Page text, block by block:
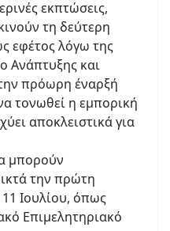
εκπτώσεις,
τη δεύτερη
εφέτος λόγω της
Ανάπτυξης και
πρόωρη έναρξή
τονωθεί η εμπορική
αποκλειστικά για
μπορούν
την πρώτη
Ιουλίου, όπως
Επιμελητηριακό